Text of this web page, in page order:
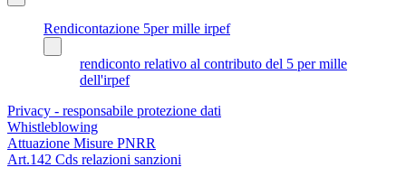
Rendicontazione 5per mille irpef
rendiconto relativo al contributo del 5 per mille
dell'irpef
Privacy - responsabile protezione dati
Whistleblowing
Attuazione Misure PNRR
Art.142 Cds relazioni sanzioni